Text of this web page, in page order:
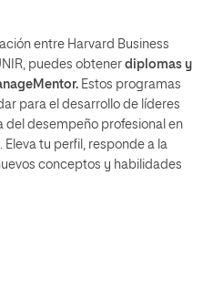
entre Harvard Business
puedes obtener diplomas y
Estos programas
para el desarrollo de líderes
del desempeño profesional en
tu perfil, responde a la
conceptos y habilidades